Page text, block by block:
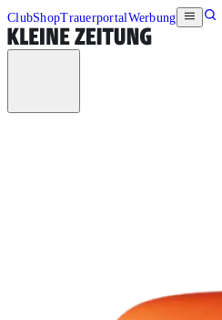
ClubShopTrauerportalWerbung